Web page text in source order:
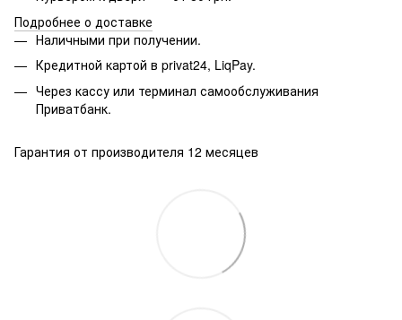
Подробнее о доставке
Наличными при получении.
Кредитной картой в privat24, LiqPay.
Через кассу или терминал самообслуживания
Приватбанк.
Гарантия от производителя 12 месяцев